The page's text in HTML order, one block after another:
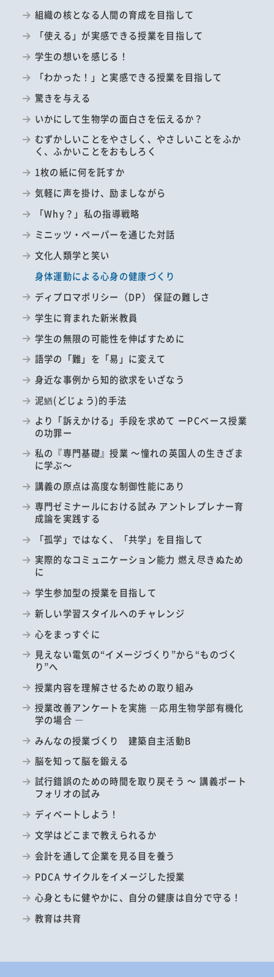
組織の核となる人間の育成を目指して
「使える」が実感できる授業を目指して
学生の想いを感じる！
「わかった！」と実感できる授業を目指して
驚きを与える
いかにして生物学の面白さを伝えるか？
むずかしいことをやさしく、やさしいことをふか
く、ふかいことをおもしろく
1枚の紙に何を託すか
気軽に声を掛け、励ましながら
「Why？」私の指導戦略
ミニッツ・ペーパーを通じた対話
文化人類学と笑い
身体運動による心身の健康づくり
ディプロマポリシー（DP） 保証の難しさ
学生に育まれた新米教員
学生の無限の可能性を伸ばすために
語学の「難」を「易」に変えて
身近な事例から知的欲求をいざなう
泥鰌(どじょう)的手法
より「訴えかける」手段を求めて ーPCベース授業
の功罪ー
私の『専門基礎』授業 ～憧れの英国人の生きざま
に学ぶ～
講義の原点は高度な制御性能にあり
専門ゼミナールにおける試み アントレプレナー育
成論を実践する
「孤学」ではなく、「共学」を目指して
実際的なコミュニケーション能力 燃え尽きぬため
に
学生参加型の授業を目指して
新しい学習スタイルへのチャレンジ
心をまっすぐに
見えない電気の“イメージづくり”から“ものづく
り”へ
授業内容を理解させるための取り組み
授業改善アンケートを実施 ―応用生物学部有機化
学の場合 ―
みんなの授業づくり 建築自主活動B
脳を知って脳を鍛える
試行錯誤のための時間を取り戻そう ～ 講義ポート
フォリオの試み
ディベートしよう！
文学はどこまで教えられるか
会計を通して企業を見る目を養う
PDCA サイクルをイメージした授業
心身ともに健やかに、自分の健康は自分で守る！
教育は共育